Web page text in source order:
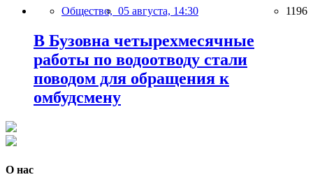
Общество, 05 августа, 14:30 1196
В Бузовна четырехмесячные
работы по водоотводу стали
поводом для обращения к
омбудсмену
О нас